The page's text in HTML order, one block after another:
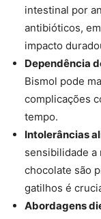
intestinal por
antibióticos,
impacto
Dependência
Bismol pode
complicações
tempo.
Intolerâncias
sensibilidade a
chocolate são
gatilhos é
Abordagens